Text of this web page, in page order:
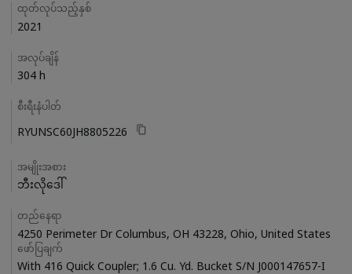
Details
ထုတ်လုပ်သည့်နှစ်
2021
အလုပ်ချိန်
304 h
စီးရီးနံပါတ်
RYUNSC60JH8805226
အမျိုးအစား
ဘီးလိုဒေါ်
တည်နေရာ
4250 Perimeter Dr Columbus, OH 43228, Ohio, United States
ဖော်ပြချက်
With 416 Quick Coupler; 1.6 Cu. Yd. Bucket S/N J000147657-I